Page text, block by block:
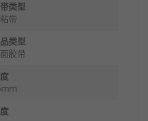
类型
带
类型
胶带